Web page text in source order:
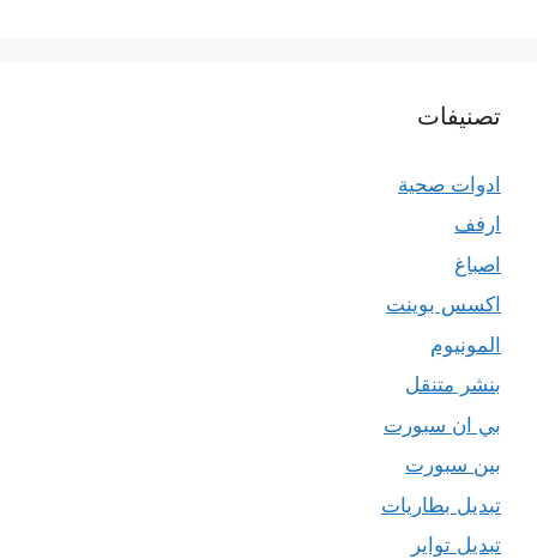
تصنيفات
ادوات صحية
ارفف
اصباغ
اكسس بوينت
المونيوم
بنشر متنقل
بي ان سبورت
بين سبورت
تبديل بطاريات
تبديل تواير